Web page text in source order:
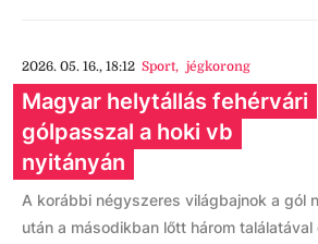
2026. 05. 16., 18:12 Sport, jégkorong
Magyar helytállás fehérvári
gólpasszal a hoki vb
nyitányán
A korábbi négyszeres világbajnok a gól
után a másodikban lőtt három találatával